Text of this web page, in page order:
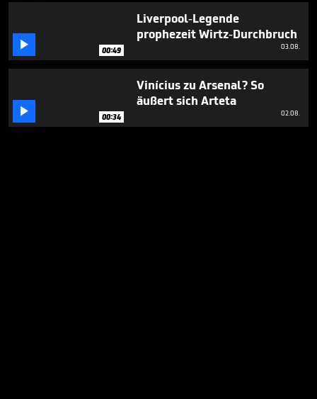
 00:49
Liverpool-Legende
prophezeit Wirtz-Durchbruch
03.08.
 00:34
Vinícius zu Arsenal? So
äußert sich Arteta
02.08.